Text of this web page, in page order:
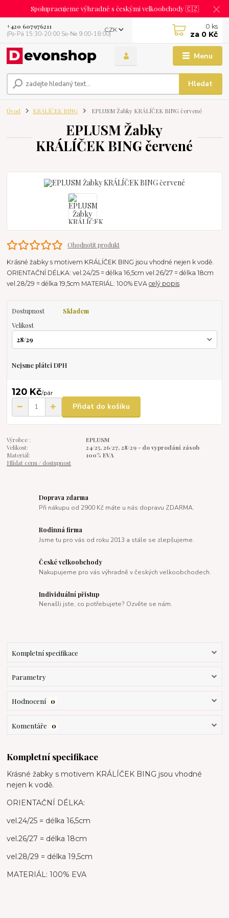
Spolupracujeme výhradně s českými velkoobchody 🇨🇿
Menu
CZK
Hledat
+420 607976211
(Po-Pá 15:30-20:00 So-Ne 9:00-18:00)
0 ks
za 0 Kč
Úvod KRÁLÍČEK BING EPLUSM Žabky KRÁLÍČEK BING červené
EPLUSM Žabky
KRÁLÍČEK BING červené
Ohodnotit produkt
Krásné žabky s motivem KRÁLÍČEK BING jsou vhodné nejen k vodě.
ORIENTAČNÍ DÉLKA: vel.24/25 = délka 16,5cm vel.26/27 = délka 18cm
vel.28/29 = délka 19,5cm MATERIÁL: 100% EVAcelý popis
Dostupnost
Skladem
Velikost
Nejsme plátci DPH
120 Kč/pár
Přidat do košíku
Výrobce :
EPLUSM
Velikost:
24/25, 26/27, 28/29 - do vyprodání zásob
Materiál:
100% EVA
Hlídat cenu / dostupnost
Doprava zdarma
Při nákupu od 2900 Kč máte u nás dopravu ZDARMA.
Rodinná firma
Jsme tu pro vás od roku 2013 a stále se zlepšujeme.
České velkoobchody
Nakupujeme pro vás výhradně v českých velkoobchodech.
Individuální přistup
Nenašli jste, co potřebujete? Ozvěte se nám.
Kompletní specifikace
Parametry
Hodnocení 0
Komentáře 0
Kompletní specifikace
Krásné žabky s motivem KRÁLÍČEK BING jsou vhodné
nejen k vodě.
ORIENTAČNÍ DÉLKA:
vel.24/25 = délka 16,5cm
vel.26/27 = délka 18cm
vel.28/29 = délka 19,5cm
MATERIÁL: 100% EVA